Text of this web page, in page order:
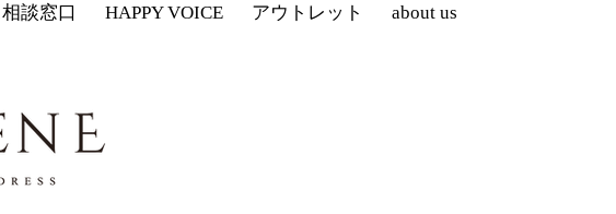
相談窓口 HAPPY VOICE アウトレット about us